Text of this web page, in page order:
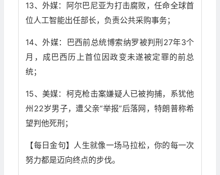
13、外媒：阿尔巴尼亚为打击腐败，任命全球首
位人工智能出任部长，负责公共采购事务；
14、外媒：巴西前总统博索纳罗被判刑27年3个
月，成巴西历上首位因政变未遂被定罪的前总
统；
15、美媒：柯克枪击案嫌疑人已被拘捕，系犹他
州22岁男子，遭父亲“举报”后落网，特朗普称希
望判他死刑；
【每日金句】人生就像一场马拉松，你的每一次
努力都是迈向终点的步伐。